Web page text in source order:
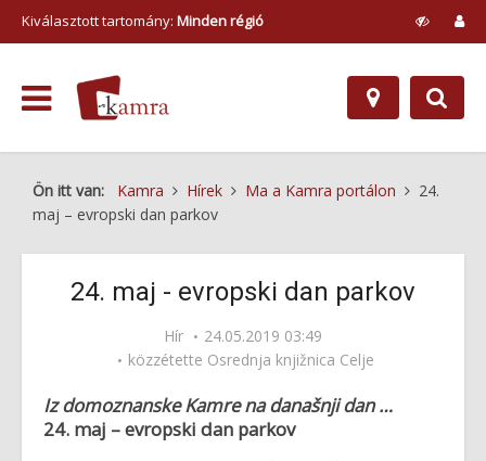
Kiválasztott tartomány: Minden régió
Ön itt van: Kamra Hírek Ma a Kamra portálon
24.
maj – evropski dan parkov
24. maj - evropski dan parkov
Hír
24.05.2019 03:49
közzétette Osrednja knjižnica Celje
Iz domoznanske Kamre na današnji dan …
24. maj – evropski dan parkov